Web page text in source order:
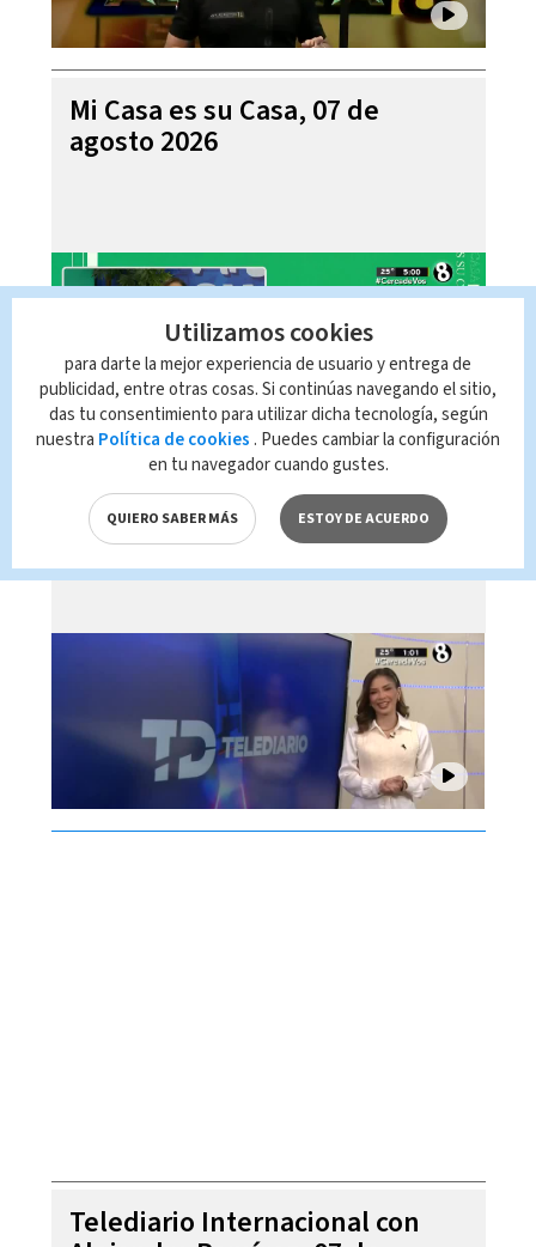
Mi Casa es su Casa, 07 de
agosto 2026
Telediario En Directo con Paula
Brenes, 07 de agosto 2026
Telediario Internacional con
Utilizamos cookies
para darte la mejor experiencia de usuario y entrega de
publicidad, entre otras cosas. Si continúas navegando el sitio,
das tu consentimiento para utilizar dicha tecnología, según
nuestra Política de cookies . Puedes cambiar la configuración
en tu navegador cuando gustes.
QUIERO SABER MÁS ESTOY DE ACUERDO